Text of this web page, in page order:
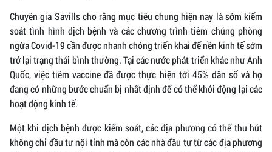
Chuyên gia Savills cho rằng mục tiêu chung hiện nay là sớm kiểm
soát tình hình dịch bệnh và các chương trình tiêm chủng phòng
ngừa Covid-19 cần được nhanh chóng triển khai để nền kinh tế sớm
trở lại trạng thái bình thường. Tại các nước phát triển khác như Anh
Quốc, việc tiêm vaccine đã được thực hiện tới 45% dân số và họ
đang có những bước chuẩn bị nhất định để có thể khởi động lại các
hoạt động kinh tế.
Một khi dịch bệnh được kiểm soát, các địa phương có thể thu hút
không chỉ đầu tư nội tỉnh mà còn các nhà đầu tư từ các địa phương